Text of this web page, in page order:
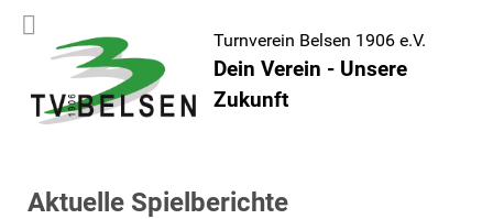
Turnverein Belsen 1906 e.V.
Dein Verein - Unsere
Zukunft
Aktuelle Spielberichte